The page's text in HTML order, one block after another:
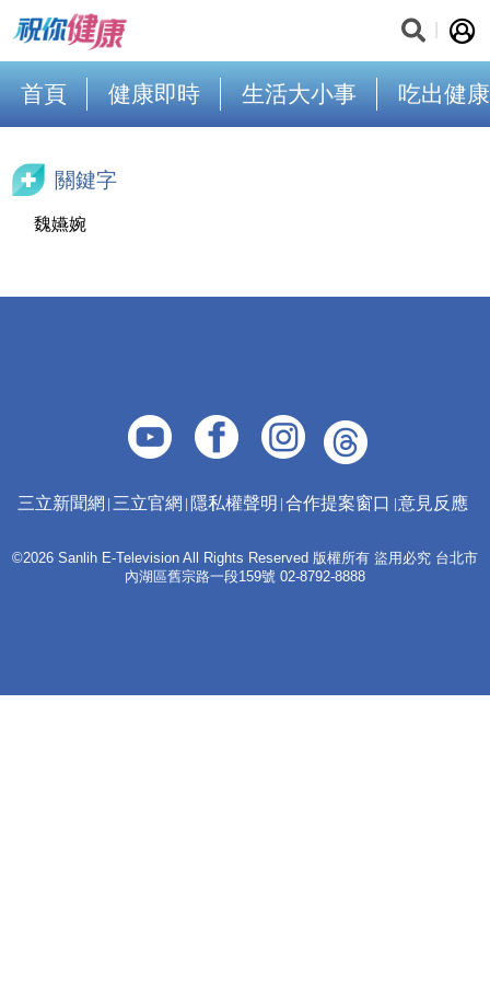
首頁 健康即時 生活大小事 吃出健康
關鍵字
魏嬿婉
三立新聞網 三立官網 隱私權聲明 合作提案窗口 意見反應
©2026 Sanlih E-Television All Rights Reserved 版權所有 盜用必究 台北市
內湖區舊宗路一段159號 02-8792-8888